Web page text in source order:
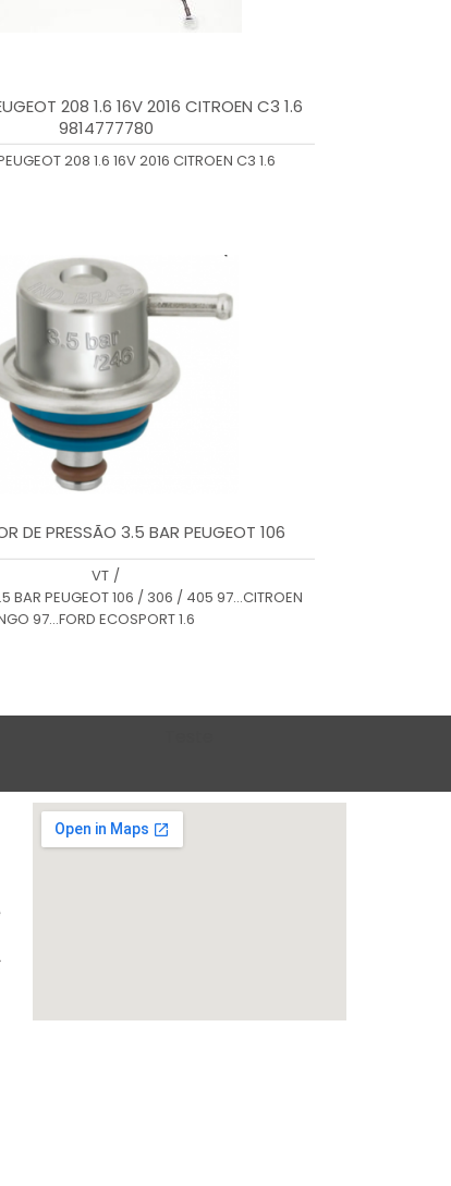
208 1.6 16V 2016 CITROEN C3 1.6
9814777780
208 1.6 16V 2016 CITROEN C3 1.6
DE PRESSÃO 3.5 BAR PEUGEOT 106
VT /
BAR PEUGEOT 106 / 306 / 405 97...CITROEN
97...FORD ECOSPORT 1.6